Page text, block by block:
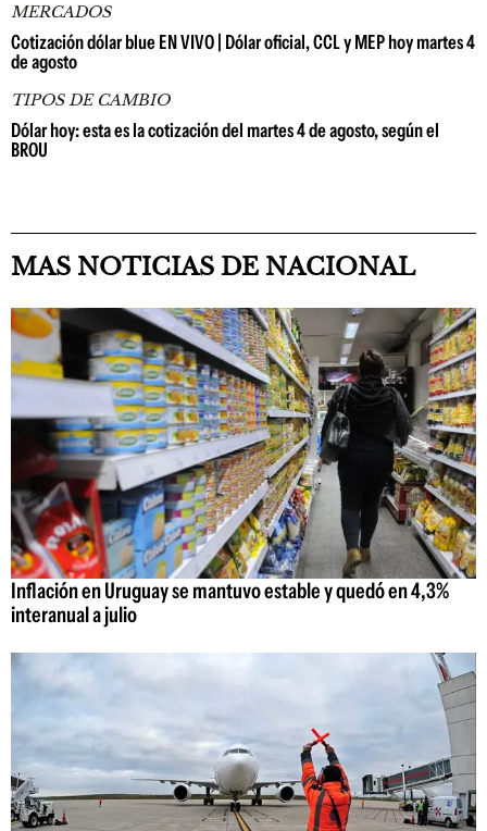
MERCADOS
Cotización dólar blue EN VIVO | Dólar oficial, CCL y MEP hoy martes 4
de agosto
TIPOS DE CAMBIO
Dólar hoy: esta es la cotización del martes 4 de agosto, según el
BROU
MAS NOTICIAS DE NACIONAL
Inflación en Uruguay se mantuvo estable y quedó en 4,3%
interanual a julio